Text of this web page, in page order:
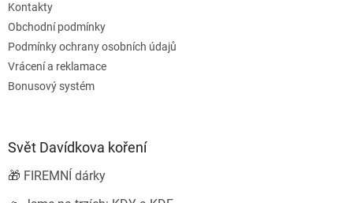
Kontakty
Obchodní podmínky
Podmínky ochrany osobních údajů
Vrácení a reklamace
Bonusový systém
Svět Davídkova koření
🎁 FIREMNÍ dárky